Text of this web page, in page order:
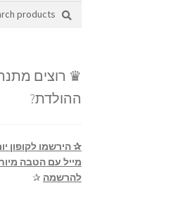
Search
for:
Search
♛ רוצים
ההולדת?
✰ הירשמו לקופון
מייל עם הטבה
להרשמה ✰